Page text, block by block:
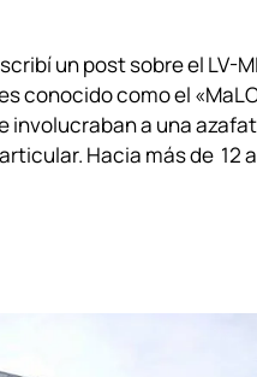
un post sobre el LV-
conocido como el
a una
Hacia más de 12